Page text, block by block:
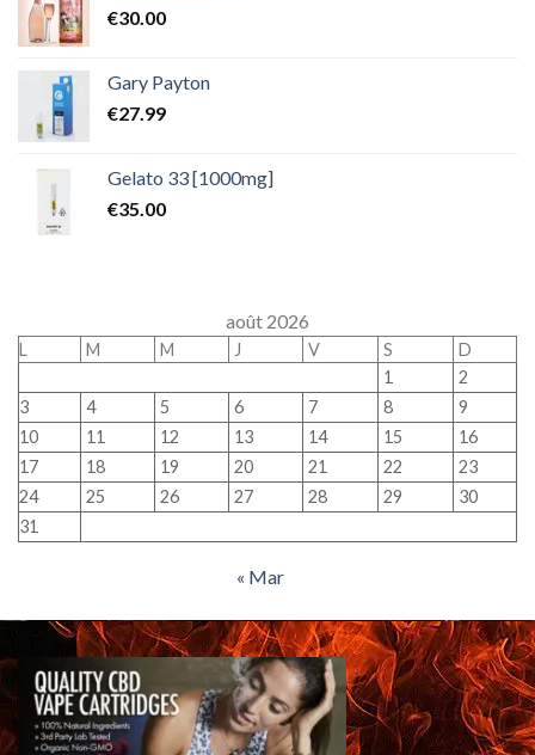
€30.00
Gary Payton
€27.99
Gelato 33 [1000mg]
€35.00
août 2026
L M M J V S
D
1
2
3
4 5 6 7 8
9
10
11 12 13 14 15
16
17
18 19 20 21 22
23
24
25 26 27 28 29
30
31
« Mar